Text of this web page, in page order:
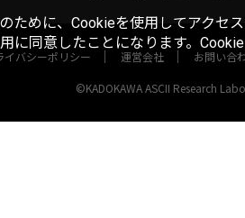
イバシーポリシー 運営会社 お問い合
©KADOKAWA ASCII Research
ために、Cookieを使用してアクセ
に同意したことになります。